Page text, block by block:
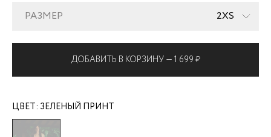
РАЗМЕР 2XS
ДОБАВИТЬ В КОРЗИНУ — 1 699 ₽
ЦВЕТ: ЗЕЛЕНЫЙ ПРИНТ